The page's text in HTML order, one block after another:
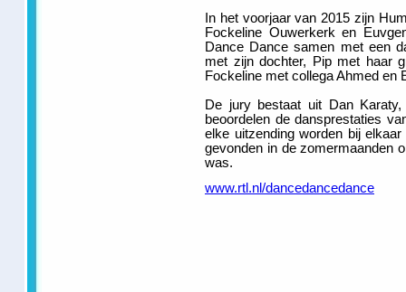
In het voorjaar van 2015 zijn
Fockeline Ouwerkerk en
Dance Dance samen met een
met zijn dochter, Pip met haar
Fockeline met collega Ahmed en
De jury bestaat uit Dan
beoordelen de dansprestaties
elke uitzending worden bij
gevonden in de zomermaanden
was.
www.rtl.nl/dancedancedance